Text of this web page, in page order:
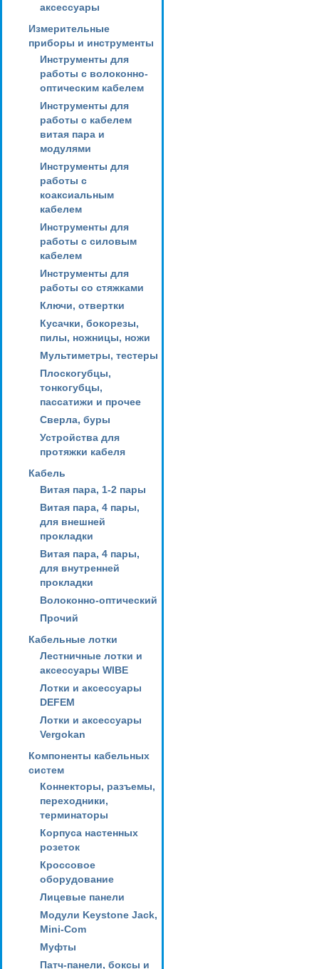
аксессуары
Измерительные
приборы и инструменты
Инструменты для
работы с волоконно-
оптическим кабелем
Инструменты для
работы с кабелем
витая пара и
модулями
Инструменты для
работы с
коаксиальным
кабелем
Инструменты для
работы с силовым
кабелем
Инструменты для
работы со стяжками
Ключи, отвертки
Кусачки, бокорезы,
пилы, ножницы, ножи
Мультиметры, тестеры
Плоскогубцы,
тонкогубцы,
пассатижи и прочее
Сверла, буры
Устройства для
протяжки кабеля
Кабель
Витая пара, 1-2 пары
Витая пара, 4 пары,
для внешней
прокладки
Витая пара, 4 пары,
для внутренней
прокладки
Волоконно-оптический
Прочий
Кабельные лотки
Лестничные лотки и
аксессуары WIBE
Лотки и аксессуары
DEFEM
Лотки и аксессуары
Vergokan
Компоненты кабельных
систем
Коннекторы, разъемы,
переходники,
терминаторы
Корпуса настенных
розеток
Кроссовое
оборудование
Лицевые панели
Модули Keystone Jack,
Mini-Com
Муфты
Патч-панели, боксы и